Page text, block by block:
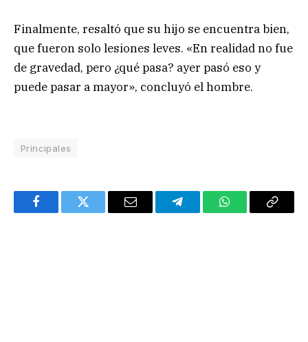
Finalmente, resaltó que su hijo se encuentra bien,
que fueron solo lesiones leves. «En realidad no fue
de gravedad, pero ¿qué pasa? ayer pasó eso y
puede pasar a mayor», concluyó el hombre.
Principales
FacebookTwitter Email TelegramWhatsAppCopy